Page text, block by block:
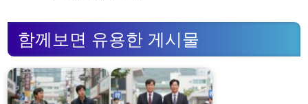
함께보면 유용한 게시물